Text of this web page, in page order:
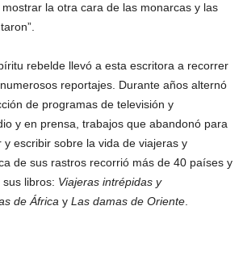
la otra cara de las monarcas y las
rebelde llevó a esta escritora a recorrer
reportajes. Durante años alternó
de programas de televisión y
y en prensa, trabajos que abandonó para
y escribir sobre la vida de viajeras y
de sus rastros recorrió más de 40 países y
libros: Viajeras intrépidas y
de África y Las damas de Oriente.